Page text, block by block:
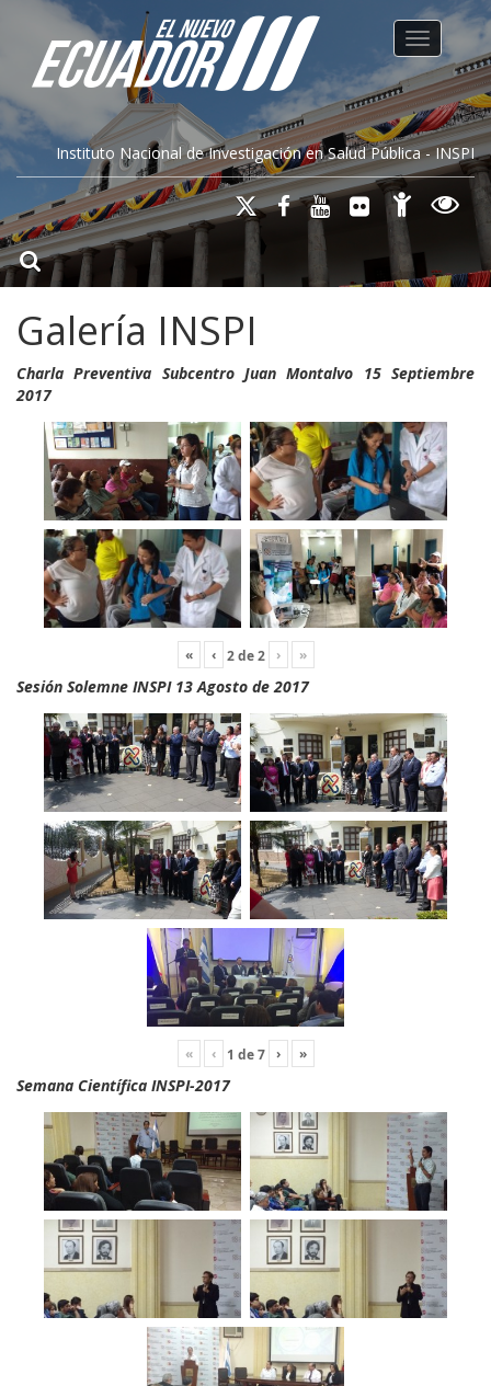
Instituto Nacional de Investigación en Salud Pública - INSPI
Toggle
Galería INSPI
Charla Preventiva Subcentro Juan Montalvo 15 Septiembre
2017
« ‹ 2de2 › »
Sesión Solemne INSPI 13 Agosto de 2017
« ‹ 1 de7 › »
Semana Científica INSPI-2017